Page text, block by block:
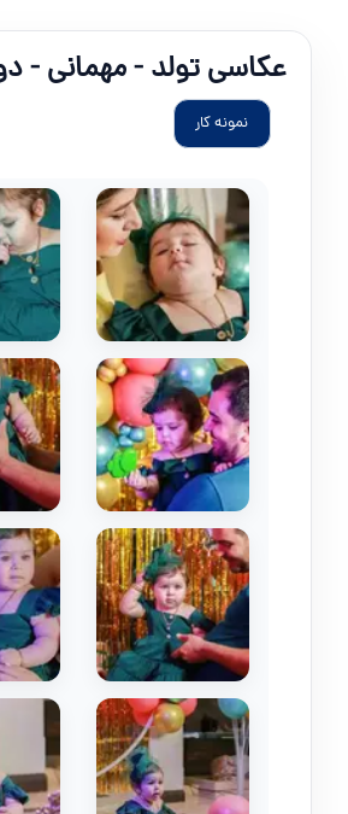
عکاسی تولد - مهمانی -
نمونه کار